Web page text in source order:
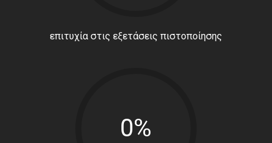
επιτυχία στις εξετάσεις πιστοποίησης
0%